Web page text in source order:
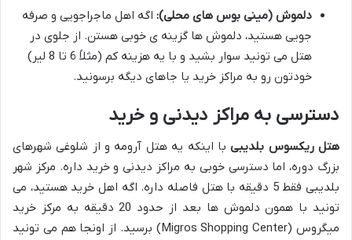
دلموش (مینی بوس های محلی): اگه اهل ماجراجویی و صرفه
جویی هستید، دلموش ها گزینه ی خوبی هستن. از جلوی در
هتل می تونید سوار بشید و با یه هزینه کم (مثلاً 6 تا 8 لیر)
خودتون رو به مراکز خرید یا جاهای دیگه برسونید.
دسترسی به مراکز دیدنی و خرید
هتل ریکسوس بلدیبیبا اینکه یه هتل آرومه و از شلوغی شهرهای
بزرگ دوره، اما دسترسی خوبی به مراکز دیدنی و خرید داره. مرکز شهر
بلدیبی فقط 5 دقیقه با هتل فاصله داره. اگه اهل خرید هستید، می
تونید با همون دلموش ها بعد از حدود 20 دقیقه به مرکز خرید
میگروس (Migros Shopping Center) برسید. از اونجا هم می تونید